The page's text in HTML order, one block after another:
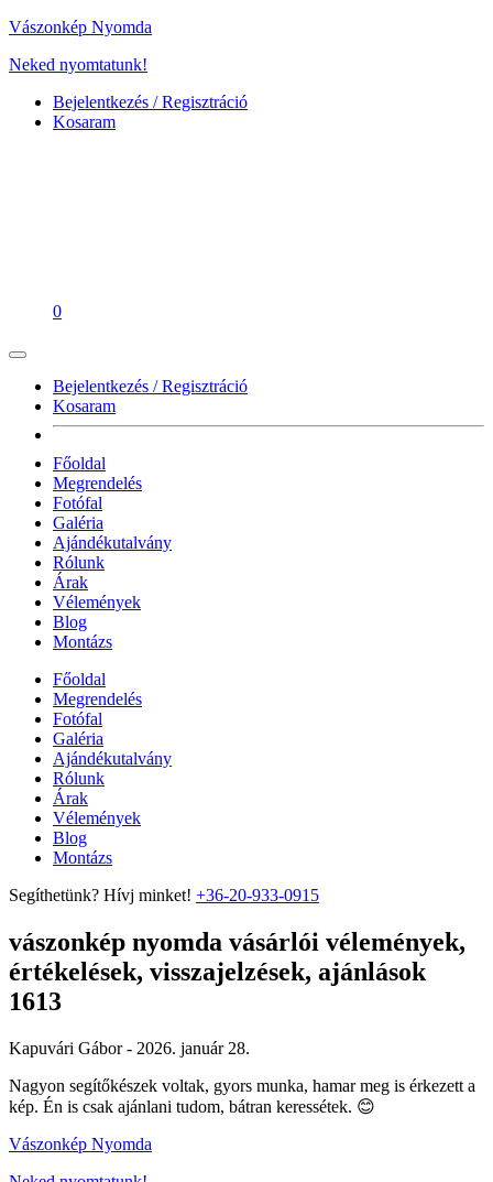
Vászonkép Nyomda
Neked nyomtatunk!
Bejelentkezés / Regisztráció
Kosaram
0
Bejelentkezés / Regisztráció
Kosaram
Főoldal
Megrendelés
Fotófal
Galéria
Ajándékutalvány
Rólunk
Árak
Vélemények
Blog
Montázs
Főoldal
Megrendelés
Fotófal
Galéria
Ajándékutalvány
Rólunk
Árak
Vélemények
Blog
Montázs
Segíthetünk? Hívj minket! +36-20-933-0915
vászonkép nyomda vásárlói vélemények,
értékelések, visszajelzések, ajánlások
1613
Kapuvári Gábor - 2026. január 28.
Nagyon segítőkészek voltak, gyors munka, hamar meg is érkezett a
kép. Én is csak ajánlani tudom, bátran keressétek. 😊
Vászonkép Nyomda